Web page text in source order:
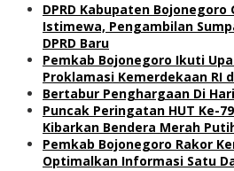
DPRD Kabupaten
Istimewa, Pengambilan
DPRD Baru
Pemkab Bojonegoro Ikuti
Proklamasi Kemerdekaan RI
Bertabur Penghargaan Di
Puncak Peringatan HUT Ke-
Kibarkan Bendera Merah
Pemkab Bojonegoro Rakor
Optimalkan Informasi Satu